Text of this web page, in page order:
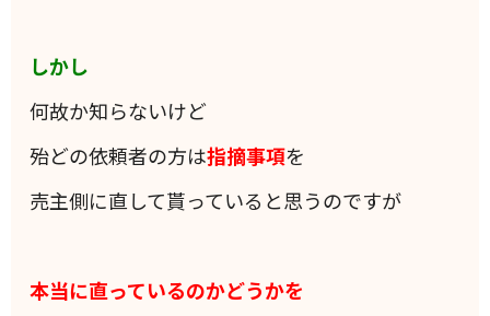
しかし
何故か知らないけど
殆どの依頼者の方は指摘事項を
売主側に直して貰っていると思うのですが
本当に直っているのかどうかを